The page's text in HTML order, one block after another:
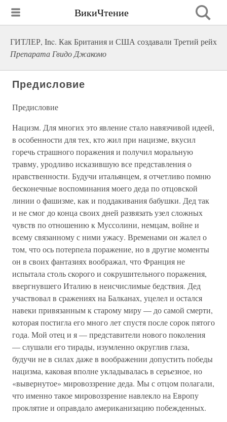
ВикиЧтение
ГИТЛЕР, Inc. Как Британия и США создавали Третий рейх
Препарата Гвидо Джакомо
Предисловие
Предисловие
Нацизм. Для многих это явление стало навязчивой идеей,
в особенности для тех, кто жил при нацизме, вкусил
горечь страшного поражения и получил моральную
травму, уродливо исказившую все представления о
нравственности. Будучи итальянцем, я отчетливо помню
бесконечные воспоминания моего деда по отцовской
линии о фашизме, как и поддакивания бабушки. Дед так
и не смог до конца своих дней развязать узел сложных
чувств по отношению к Муссолини, немцам, войне и
всему связанному с ними ужасу. Временами он жалел о
том, что ось потерпела поражение, но в другие моменты
он в своих фантазиях воображал, что Франция не
испытала столь скорого и сокрушительного поражения,
ввергнувшего Италию в неисчислимые бедствия. Дед
участвовал в сражениях на Балканах, уцелел и остался
навеки привязанным к старому миру — до самой смерти,
которая постигла его много лет спустя после сорок пятого
года. Мой отец и я — представители нового поколения
— слушали его тирады, изумленно округлив глаза,
будучи не в силах даже в воображении допустить победы
нацизма, каковая вполне укладывалась в серьезное, но
«вывернутое» мировоззрение деда. Мы с отцом полагали,
что именно такое мировоззрение навлекло на Европу
проклятие и оправдало американизацию побежденных.